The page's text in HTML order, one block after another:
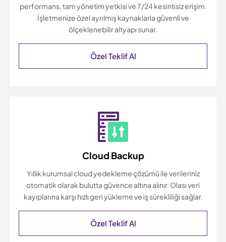
performans, tam yönetim yetkisi ve 7/24 kesintisiz erişim.
İşletmenize özel ayrılmış kaynaklarla güvenli ve
ölçeklenebilir altyapı sunar.
Özel Teklif Al
Cloud Backup
Yıllık kurumsal cloud yedekleme çözümü ile verileriniz
otomatik olarak bulutta güvence altına alınır. Olası veri
kayıplarına karşı hızlı geri yükleme ve iş sürekliliği sağlar.
Özel Teklif Al